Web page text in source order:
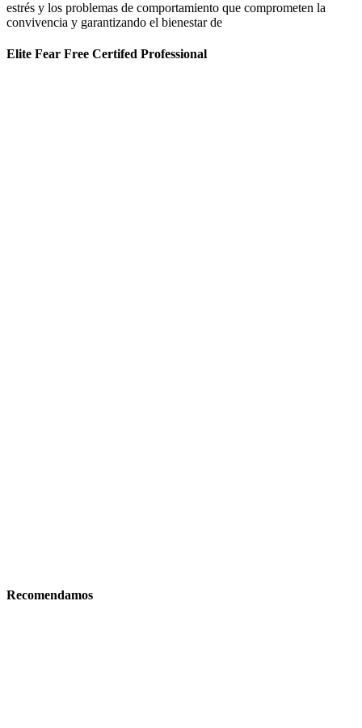
estrés y los problemas de comportamiento que comprometen la
convivencia y garantizando el bienestar de
Elite Fear Free Certifed Professional
Recomendamos